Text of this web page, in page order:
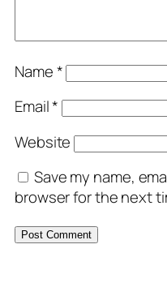
Name*
Email*
Website
Save my name,
browser for the next